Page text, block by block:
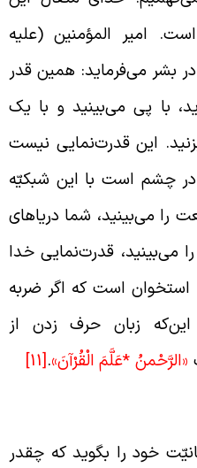
امیر المؤمنین (علیه
بشر می‌فرماید: همین قدر
با پی می‌بینید و با یک
این قدرت‌نمایی نیست
چشم است با این شبکیّه
می‌بینید، شما دریاهای
می‌بینید، قدرت‌نمایی خدا
است که اگر ضربه
زبان حرف زدن از
الرَّحْمنُ* عَلَّمَالْقُرْآنَ»
.
[11]
خود را بگوید که چقدر